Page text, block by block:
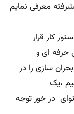
معرفی نمایم
کار قرار
حرفه ای و
سازی را در
،یک
در خور توجه